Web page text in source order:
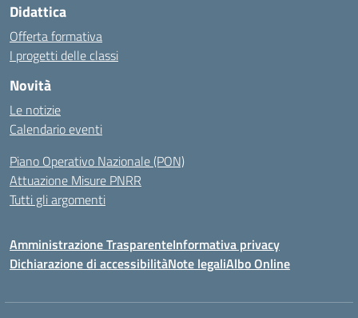
Didattica
Offerta formativa
I progetti delle classi
Novità
Le notizie
Calendario eventi
Piano Operativo Nazionale (PON)
Attuazione Misure PNRR
Tutti gli argomenti
Amministrazione TrasparenteInformativa privacy
Dichiarazione di accessibilitàNote legaliAlbo Online